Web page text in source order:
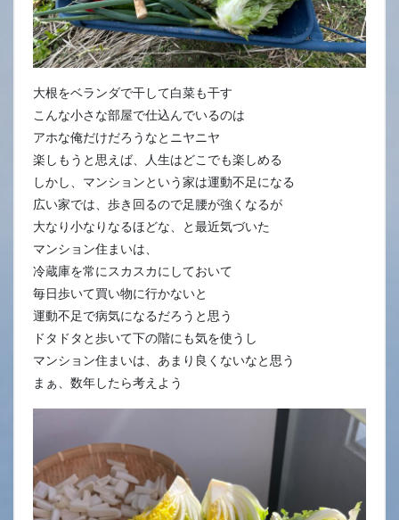
大根をベランダで干して白菜も干す
こんな小さな部屋で仕込んでいるのは
アホな俺だけだろうなとニヤニヤ
楽しもうと思えば、人生はどこでも楽しめる
しかし、マンションという家は運動不足になる
広い家では、歩き回るので足腰が強くなるが
大なり小なりなるほどな、と最近気づいた
マンション住まいは、
冷蔵庫を常にスカスカにしておいて
毎日歩いて買い物に行かないと
運動不足で病気になるだろうと思う
ドタドタと歩いて下の階にも気を使うし
マンション住まいは、あまり良くないなと思う
まぁ、数年したら考えよう